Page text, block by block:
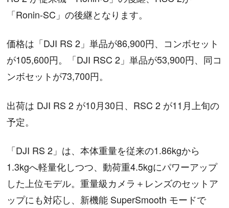
「Ronin-SC」の後継となります。
価格は「DJI RS 2」単品が86,900円、コンボセット
が105,600円。「DJI RSC 2」単品が53,900円、同コ
ンボセットが73,700円。
出荷は DJI RS 2 が10月30日、RSC 2 が11月上旬の
予定。
「DJI RS 2」は、本体重量を従来の1.86kgから
1.3kgへ軽量化しつつ、動荷重4.5kgにパワーアップ
した上位モデル。重量級カメラ＋レンズのセットア
ップにも対応し、新機能 SuperSmooth モードで